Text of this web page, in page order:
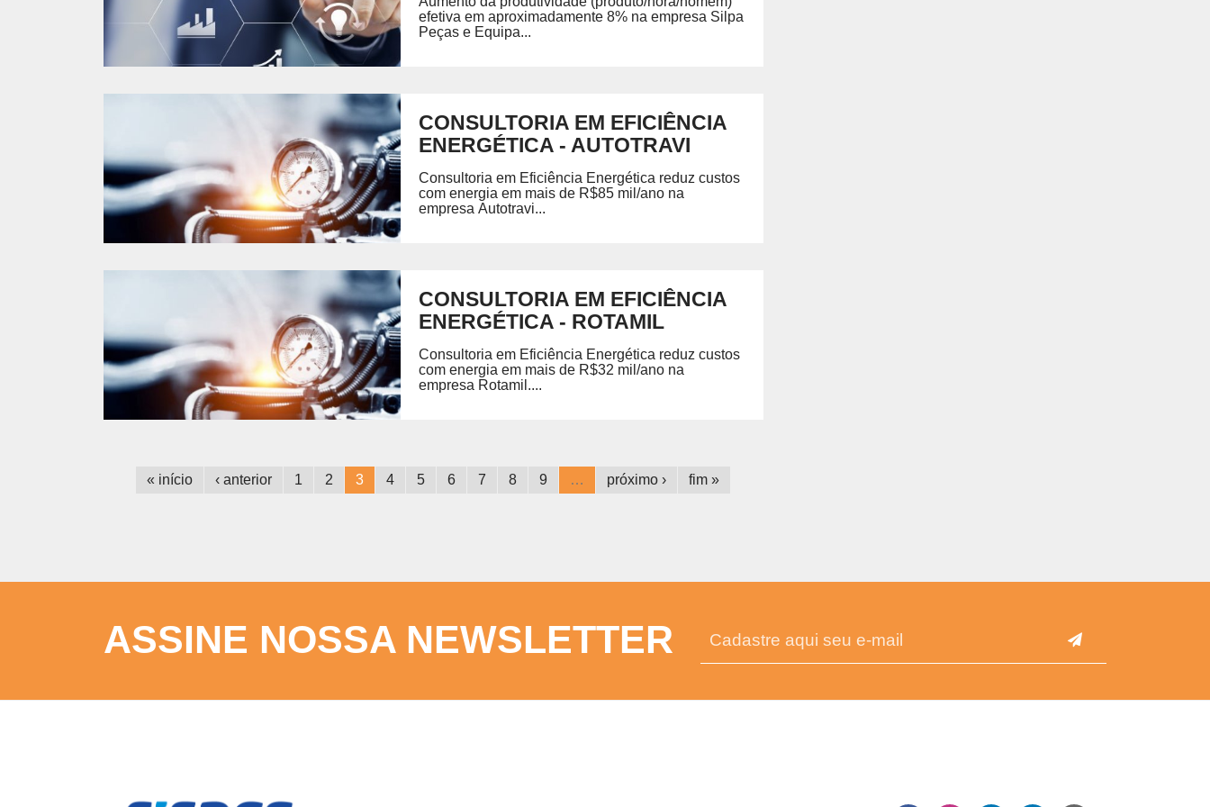
efetiva em aproximadamente 8% na empresa Silpa
Peças e Equipa...
CONSULTORIA EM EFICIÊNCIA
ENERGÉTICA - AUTOTRAVI
Consultoria em Eficiência Energética reduz custos
com energia em mais de R$85 mil/ano na
empresa Autotravi...
CONSULTORIA EM EFICIÊNCIA
ENERGÉTICA - ROTAMIL
Consultoria em Eficiência Energética reduz custos
com energia em mais de R$32 mil/ano na
empresa Rotamil....
« início ‹ anterior 1 2 3 4 5 6 7 8 9 … próximo › fim »
ASSINE NOSSA NEWSLETTER